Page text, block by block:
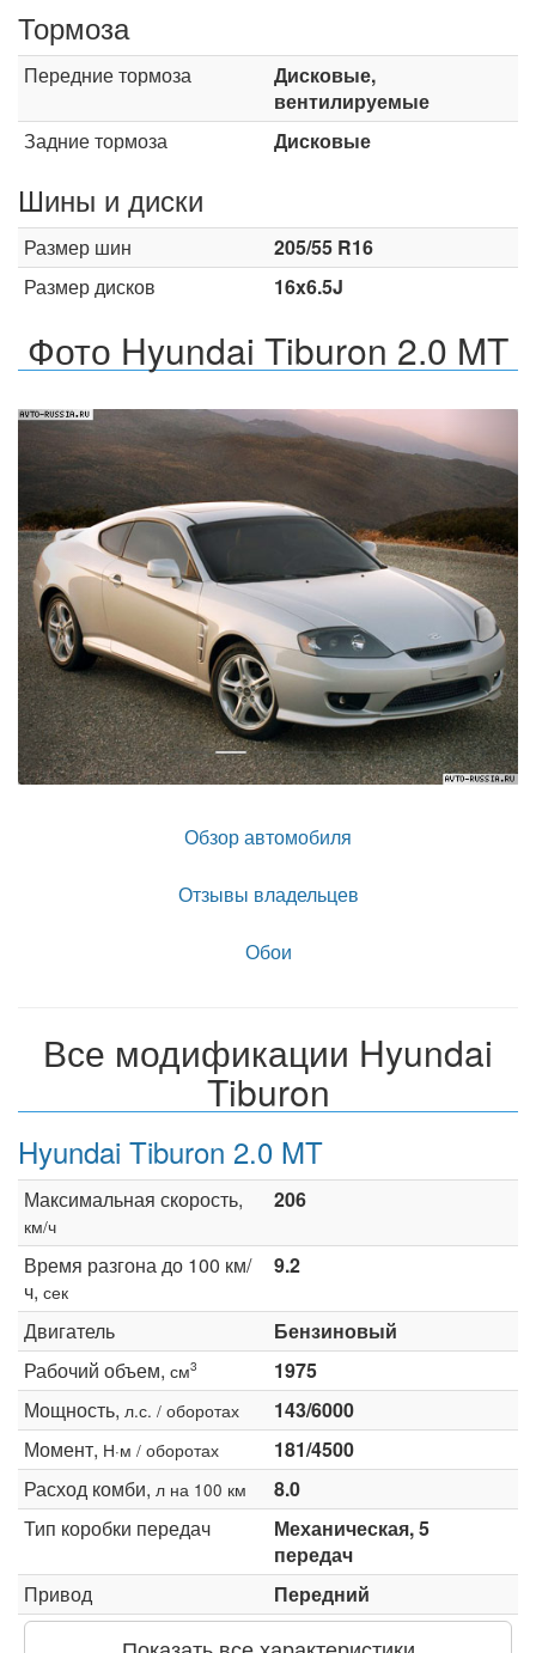
Тормоза
Передние тормоза
Дисковые,
вентилируемые
Задние тормоза
Дисковые
Шины и диски
Размер шин
205/55 R16
Размер дисков
16x6.5J
Фото Hyundai Tiburon 2.0 MT
Назад
Обзор автомобиля
Отзывы владельцев
Обои
Все модификации Hyundai
Tiburon
Hyundai Tiburon 2.0 MT
Максимальная скорость,
км/ч
206
Время разгона до 100 км/
ч, сек
9.2
Двигатель
Бензиновый
Рабочий объем, см3
1975
Мощность, л.с. / оборотах
143/6000
Момент, Н·м / оборотах
181/4500
Расход комби, л на 100 км
8.0
Тип коробки передач
Механическая, 5
передач
Привод
Передний